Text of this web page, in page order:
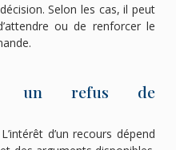
Selon les cas, il peut
ou de renforcer le
un refus de
d’un recours dépend